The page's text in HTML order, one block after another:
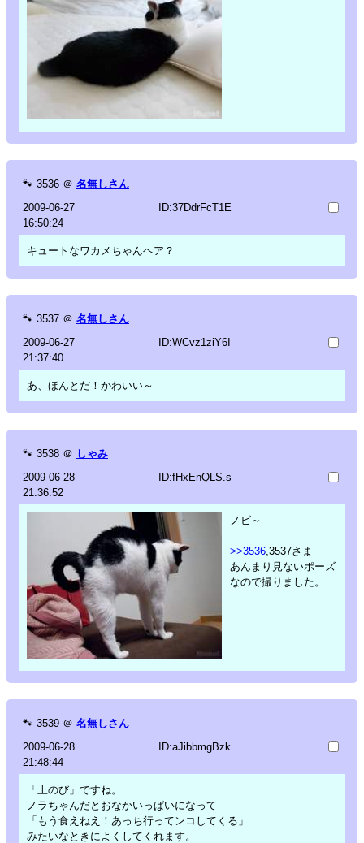
🐾 3536 ＠ 名無しさん
2009-06-27
16:50:24
ID:37DdrFcT1E
キュートなワカメちゃんヘア？
🐾 3537 ＠ 名無しさん
2009-06-27
21:37:40
ID:WCvz1ziY6I
あ、ほんとだ！かわいい～
🐾 3538 ＠ しゃみ
2009-06-28
21:36:52
ID:fHxEnQLS.s
ノビ～
>>3536 ,3537さま
あんまり見ないポーズ
なので撮りました。
🐾 3539 ＠ 名無しさん
2009-06-28
21:48:44
ID:aJibbmgBzk
「上のび」ですね。
ノラちゃんだとおなかいっぱいになって
「もう食えねえ！あっち行ってンコしてくる」
みたいなときによくしてくれます。